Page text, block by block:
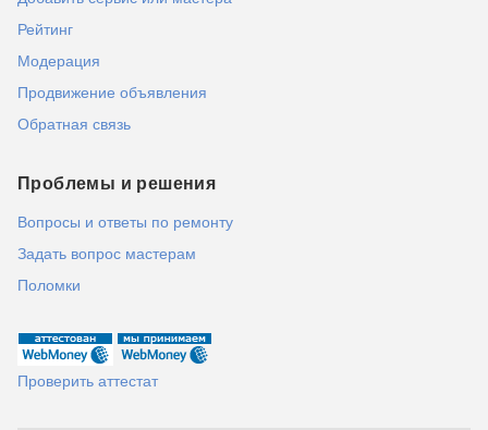
Рейтинг
Модерация
Продвижение объявления
Обратная связь
Проблемы и решения
Вопросы и ответы по ремонту
Задать вопрос мастерам
Поломки
Проверить аттестат